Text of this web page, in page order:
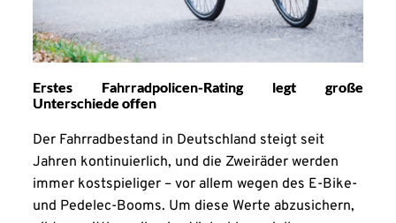
Erstes Fahrradpolicen-Rating legt große
Unterschiede offen
Der Fahrradbestand in Deutschland steigt seit
Jahren kontinuierlich, und die Zweiräder werden
immer kostspieliger – vor allem wegen des E-Bike-
und Pedelec-Booms. Um diese Werte abzusichern,